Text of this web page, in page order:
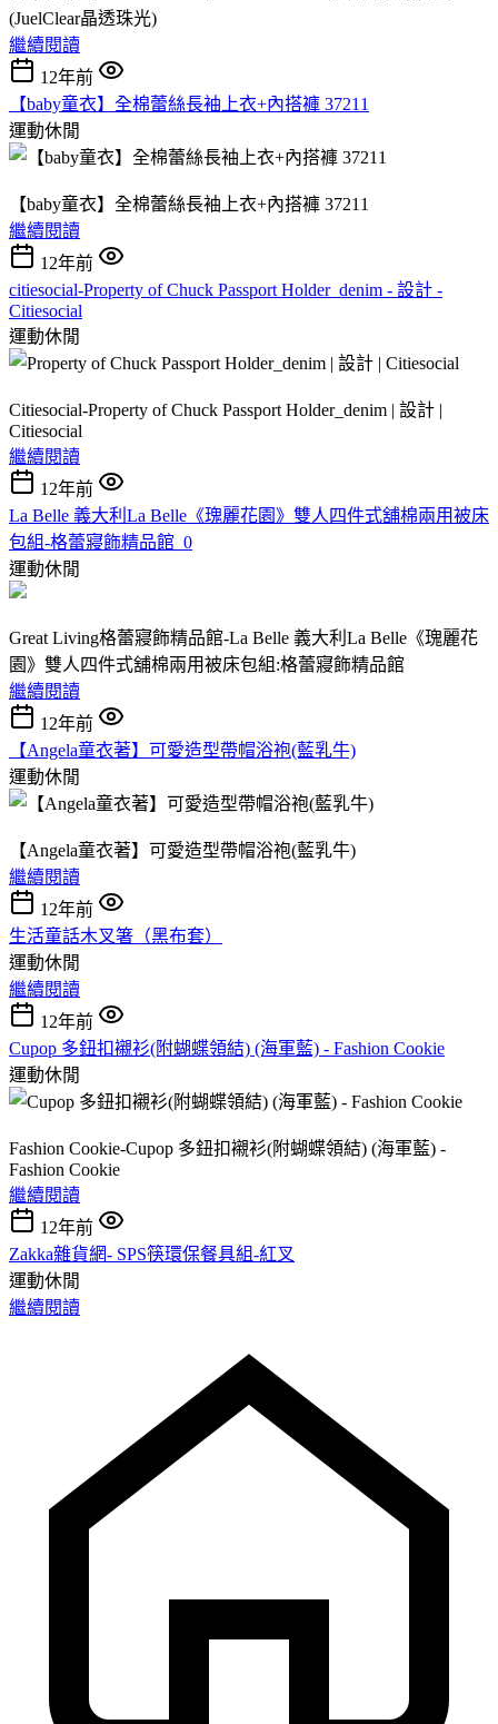
(JuelClear晶透珠光)
繼續閱讀
12年前
【baby童衣】全棉蕾絲長袖上衣+內搭褲 37211
運動休閒
【baby童衣】全棉蕾絲長袖上衣+內搭褲 37211
繼續閱讀
12年前
citiesocial-Property of Chuck Passport Holder_denim - 設計 -
Citiesocial
運動休閒
Citiesocial-Property of Chuck Passport Holder_denim | 設計 |
Citiesocial
繼續閱讀
12年前
La Belle 義大利La Belle《瑰麗花園》雙人四件式舖棉兩用被床
包組-格蕾寢飾精品館_0
運動休閒
Great Living格蕾寢飾精品館-La Belle 義大利La Belle《瑰麗花
園》雙人四件式舖棉兩用被床包組:格蕾寢飾精品館
繼續閱讀
12年前
【Angela童衣著】可愛造型帶帽浴袍(藍乳牛)
運動休閒
【Angela童衣著】可愛造型帶帽浴袍(藍乳牛)
繼續閱讀
12年前
生活童話木叉箸（黑布套）
運動休閒
繼續閱讀
12年前
Cupop 多鈕扣襯衫(附蝴蝶領結) (海軍藍) - Fashion Cookie
運動休閒
Fashion Cookie-Cupop 多鈕扣襯衫(附蝴蝶領結) (海軍藍) -
Fashion Cookie
繼續閱讀
12年前
Zakka雜貨網- SPS筷環保餐具組-紅叉
運動休閒
繼續閱讀